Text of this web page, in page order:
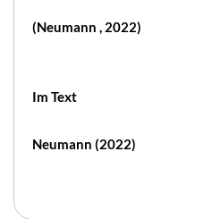
(Neumann , 2022)
Im Text
Neumann (2022)